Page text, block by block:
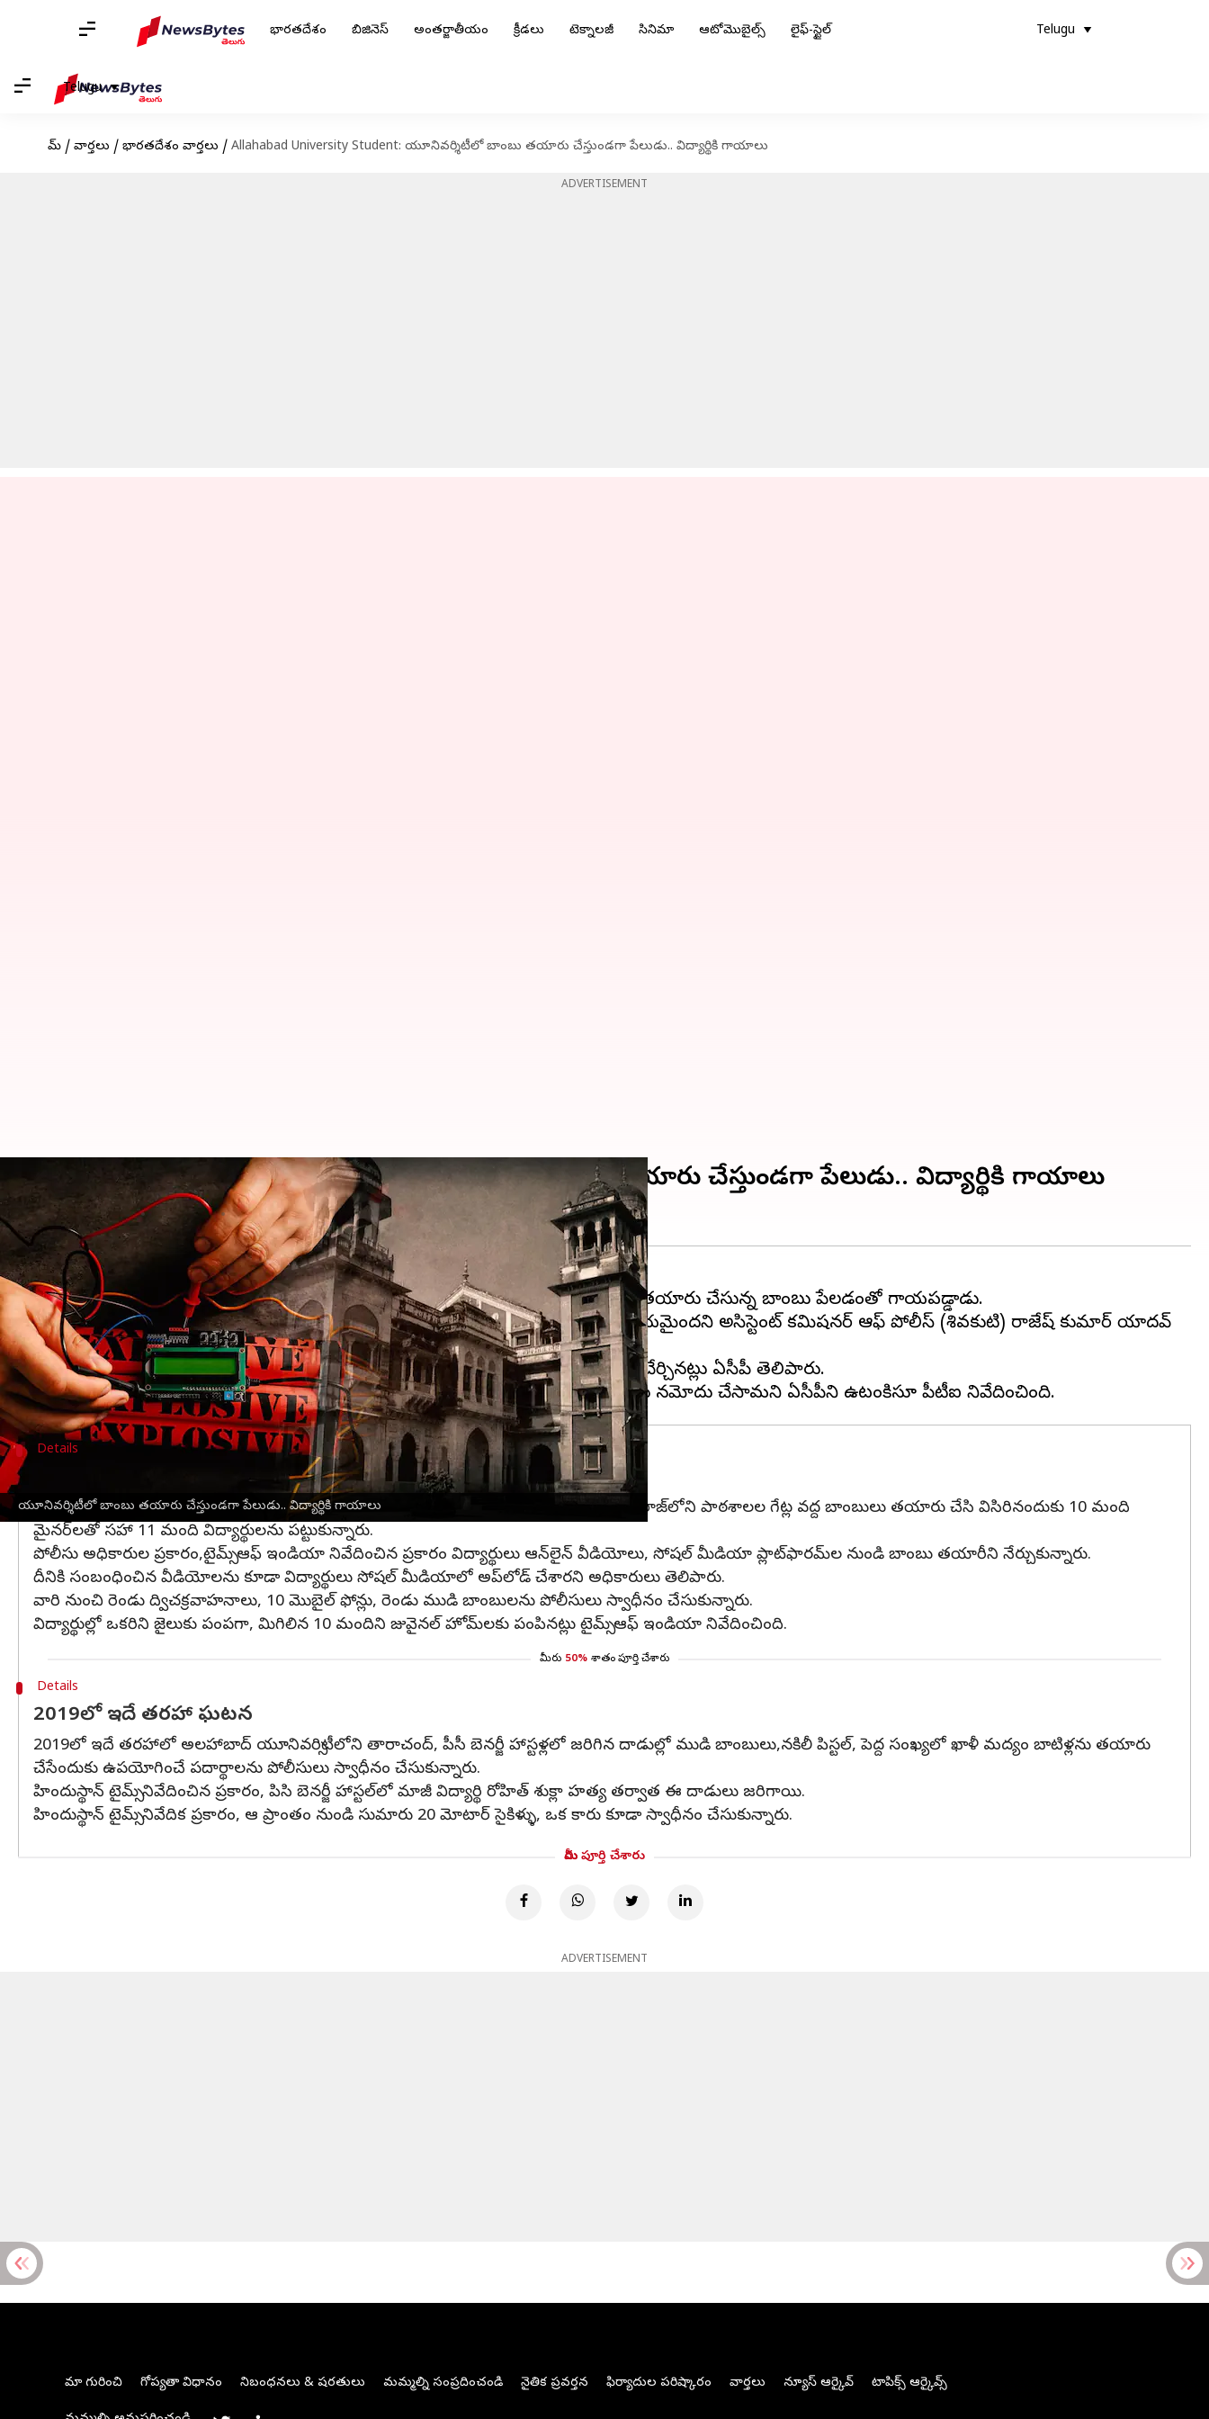
భారతదేశం బిజినెస్ అంతర్జాతీయం క్రీడలు టెక్నాలజీ సినిమా ఆటోమొబైల్స్ లైఫ్-స్టైల్ Telugu
Telugu
హోమ్ / వార్తలు / భారతదేశం వార్తలు / Allahabad University Student: యూనివర్శిటీలో బాంబు తయారు చేస్తుండగా పేలుడు.. విద్యార్థికి గాయాలు
ADVERTISEMENT
యూనివర్శిటీలో బాంబు తయారు చేస్తుండగా పేలుడు.. విద్యార్థికి గాయాలు
Allahabad University Student: యూనివర్శిటీలో బాంబు తయారు చేస్తుండగా పేలుడు.. విద్యార్థికి గాయాలు
వ్రాసిన వారు Sirish Praharaju Dec 14, 2023 01:32 pm
ఈ వార్తాకథనం ఏంటి
ఉత్తర్‌ప్రదేశ్'లోని అలహాబాద్ యూనివర్సిటీలో ఎంఏ విద్యార్థి బుధవారం తన హాస్టల్ గదిలో తయారు చేస్తున్న బాంబు పేలడంతో గాయపడ్డాడు.
పిసి బెనర్జీ హాస్టల్‌లోని తన గదిలో బాంబు పేలడంతో ప్రభాత్ యాదవ్ అనే విద్యార్థి చేతికి గాయమైందని అసిస్టెంట్ కమిషనర్ ఆఫ్ పోలీస్ (శివకుటి) రాజేష్ కుమార్ యాదవ్
వార్తా సంస్థ పిటిఐకి తెలిపారు.
ఈ ఘటనలో మరో విద్యార్థికి స్వల్ప గాయాలయ్యాయి. క్షతగాత్రులను ఎస్‌ఆర్‌ఎన్‌ ఆస్పత్రిలో చేర్చినట్లు ఏసీపీ తెలిపారు.
Details
ప్రయాగ్‌రాజ్‌లోని పాఠశాలల గేట్ల వద్ద బాంబులు
గత సంవత్సరం, ఉత్తర్‌ప్రదేశ్ పోలీసులు తమ గ్యాంగ్ ఆధిపత్యాన్ని నిరూపించే ప్రయత్నంలో ప్రయాగ్‌రాజ్‌లోని పాఠశాలల గేట్ల వద్ద బాంబులు తయారు చేసి విసిరినందుకు 10 మంది
మైనర్‌లతో సహా 11 మంది విద్యార్థులను పట్టుకున్నారు.
పోలీసు అధికారుల ప్రకారం,టైమ్స్ ఆఫ్ ఇండియా నివేదించిన ప్రకారం విద్యార్థులు ఆన్‌లైన్ వీడియోలు, సోషల్ మీడియా ప్లాట్‌ఫారమ్‌ల నుండి బాంబు తయారీని నేర్చుకున్నారు.
దీనికి సంబంధించిన వీడియోలను కూడా విద్యార్థులు సోషల్ మీడియాలో అప్‌లోడ్ చేశారని అధికారులు తెలిపారు.
వారి నుంచి రెండు ద్విచక్రవాహనాలు, 10 మొబైల్ ఫోన్లు, రెండు ముడి బాంబులను పోలీసులు స్వాధీనం చేసుకున్నారు.
విద్యార్థుల్లో ఒకరిని జైలుకు పంపగా, మిగిలిన 10 మందిని జువైనల్ హోమ్‌లకు పంపినట్లు టైమ్స్ ఆఫ్ ఇండియా నివేదించింది.
మీరు 50% శాతం పూర్తి చేశారు
Details
2019లో ఇదే తరహా ఘటన
2019లో ఇదే తరహాలో అలహాబాద్ యూనివర్సిటీలోని తారాచంద్, పీసీ బెనర్జీ హాస్టళ్లలో జరిగిన దాడుల్లో ముడి బాంబులు,నకిలీ పిస్టల్, పెద్ద సంఖ్యలో ఖాళీ మద్యం బాటిళ్లను తయారు
చేసేందుకు ఉపయోగించే పదార్థాలను పోలీసులు స్వాధీనం చేసుకున్నారు.
హిందుస్థాన్ టైమ్స్ నివేదించిన ప్రకారం, పిసి బెనర్జీ హాస్టల్‌లో మాజీ విద్యార్థి రోహిత్ శుక్లా హత్య తర్వాత ఈ దాడులు జరిగాయి.
హిందుస్థాన్ టైమ్స్ నివేదిక ప్రకారం, ఆ ప్రాంతం నుండి సుమారు 20 మోటార్ సైకిళ్ళు, ఒక కారు కూడా స్వాధీనం చేసుకున్నారు.
మీరు పూర్తి చేశారు
ADVERTISEMENT
మా గురించి గోప్యతా విధానం నిబంధనలు & షరతులు మమ్మల్ని సంప్రదించండి నైతిక ప్రవర్తన ఫిర్యాదుల పరిష్కారం వార్తలు న్యూస్ ఆర్కైవ్ టాపిక్స్ ఆర్కైవ్స్